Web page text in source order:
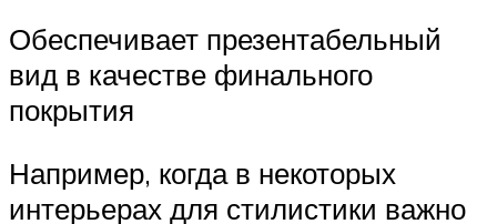
Обеспечивает презентабельный
вид в качестве финального
покрытия
Например, когда в некоторых
интерьерах для стилистики важно